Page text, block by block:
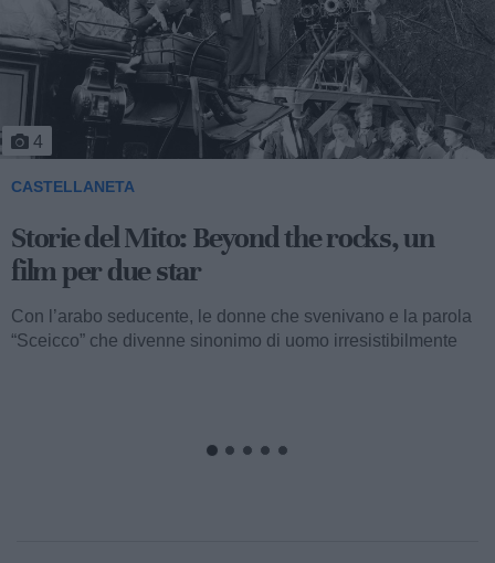
5
CASTELLANETA
Storie del Mito: Uno sceicco esuberante
Valentino fu consacrato attore internazionale, come abbiamo
visto, con il film “I quattro cavalieri dell’Apocalisse”. Così
cominciava...